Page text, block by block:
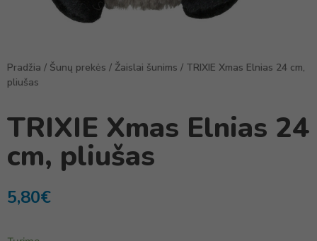
Pradžia / Šunų prekės / Žaislai šunims / TRIXIE Xmas Elnias 24 cm,
pliušas
TRIXIE Xmas Elnias 24
cm, pliušas
5,80€